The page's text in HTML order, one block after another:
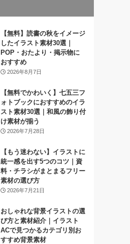
【無料】読書の秋をイメージ
したイラスト素材30選｜
POP・おたより・掲示物に
おすすめ
2026年8月7日
【無料でかわいく】七五三フ
ォトブックにおすすめのイラ
スト素材30選｜和風の飾り付
け素材が揃う
2026年7月28日
【もう迷わない】イラストに
統一感を出す5つのコツ｜資
料・チラシがまとまるフリー
素材の選び方
2026年7月21日
おしゃれな背景イラストの選
び方と素材紹介｜イラスト
ACで見つかるカテゴリ別お
すすめ背景素材